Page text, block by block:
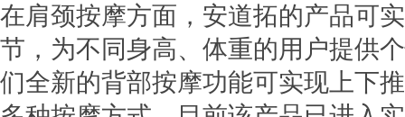
在肩颈按摩方面，安道拓的产品可
节，为不同身高、体重的用户提供
们全新的背部按摩功能可实现上下